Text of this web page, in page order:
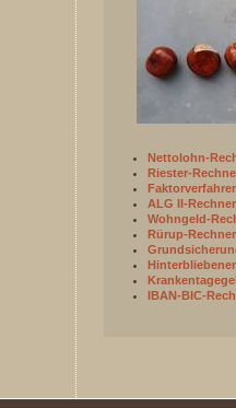
Nettolohn-
Riester-
ALG II-Rechner
Wohngeld-
Rürup-Rechner
IBAN-BIC-